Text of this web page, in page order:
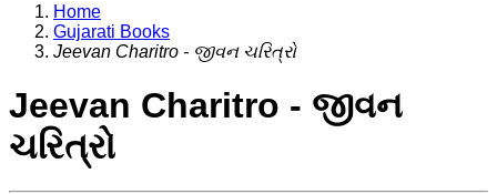
Home
Gujarati Books
Jeevan Charitro - જીવન ચરિત્રો
Jeevan Charitro - જીવન
ચરિત્રો